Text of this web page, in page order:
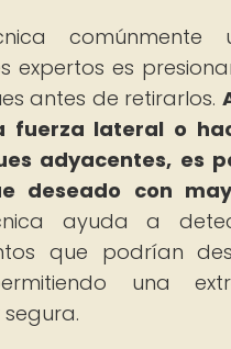
comúnmente
expertos es
antes de retirarlos.
fuerza lateral o
adyacentes, es
deseado con
ayuda a
que podrían
una